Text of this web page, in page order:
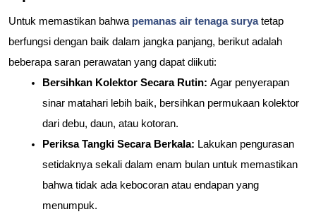
Untuk memastikan bahwa pemanas air tenaga surya tetap
berfungsi dengan baik dalam jangka panjang, berikut adalah
beberapa saran perawatan yang dapat diikuti:
Bersihkan Kolektor Secara Rutin: Agar penyerapan
sinar matahari lebih baik, bersihkan permukaan kolektor
dari debu, daun, atau kotoran.
Periksa Tangki Secara Berkala: Lakukan pengurasan
setidaknya sekali dalam enam bulan untuk memastikan
bahwa tidak ada kebocoran atau endapan yang
menumpuk.